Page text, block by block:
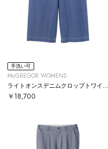
手洗い可
McGREGOR WOMENS
￥18,700